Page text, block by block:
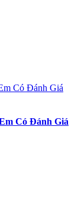
Có Đánh Giá